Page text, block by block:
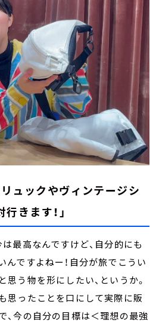
ュックやヴィンテージシ
きます！」
最高なんですけど、自分的にも
んですよねー！自分が旅でこうい
思う物を形にしたい、というか。
思ったことを口にして実際に販
、今の自分の目標は＜理想の最強